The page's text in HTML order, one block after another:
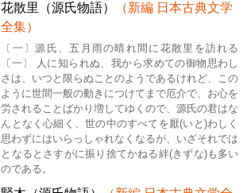
花散里（源氏物語）
（新編 日本古典文学
全集）
〔一〕源氏、五月雨の晴れ間に花散里を訪れる
〔一〕 人に知られぬ、我から求めての御物思わし
さは、いつと限らぬことのようであるけれど、この
ように世間一般の動きにつけてまで厄介で、お心を
労されることばかり増してゆくので、源氏の君はな
んとなく心細く、世の中のすべてを厭(いと)わしく
思わずにはいらっしゃれなくなるが、いざそれでは
となるとさすがに振り捨てかねる絆(きずな)も多い
のである。